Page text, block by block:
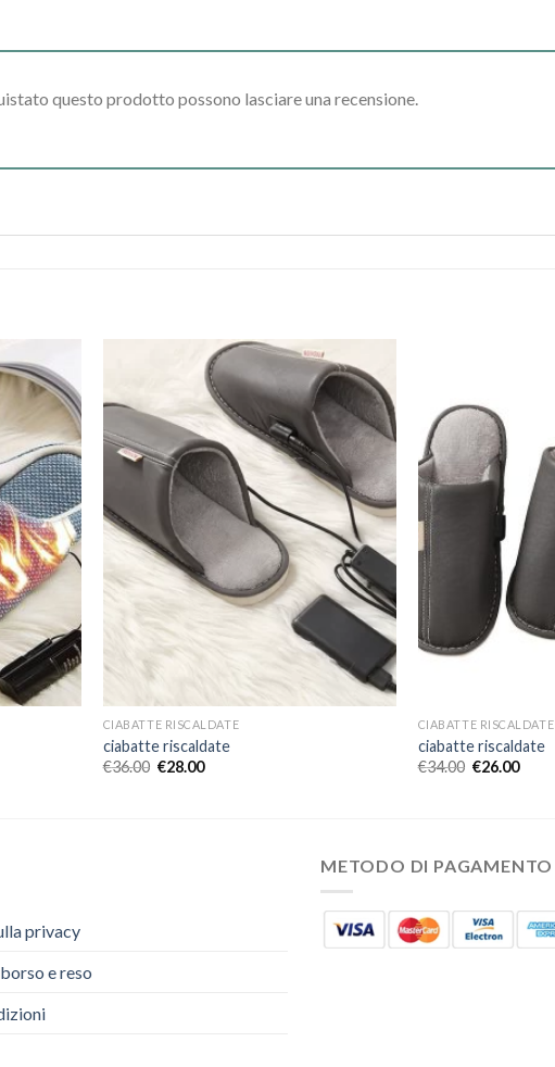
questo prodotto possono lasciare una recensione.
CIABATTE RISCALDATE
ciabatte riscaldate
€36.00 €28.00
CIABATTE RISCALDATE
ciabatte riscaldate
€34.00 €26.00
privacy
e reso
METODO DI PAGAMENTO